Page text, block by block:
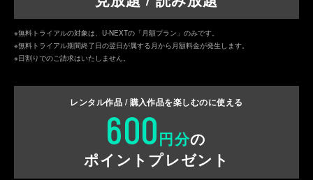
※無料トライアルの対象は、U-NEXTの「月額プラン」のみです。
※無料トライアル期間終了日の翌日が属する月から月額料金が発生します。
※日割りでのご請求はいたしません。
レンタル作品 / 購入作品を楽しむのに使える
600円分の
ポイントプレゼント